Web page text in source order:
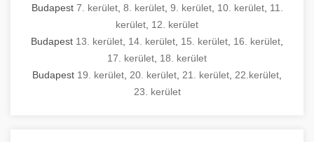
Budapest 7. kerület, 8. kerület, 9. kerület, 10. kerület, 11.
kerület 12. kerület
Budapest 13. kerület 14. kerület 15. kerület 16. kerület
17. kerület 18. kerület
Budapest 19. kerület 20. kerület 21. kerület 22.kerület
23. kerület